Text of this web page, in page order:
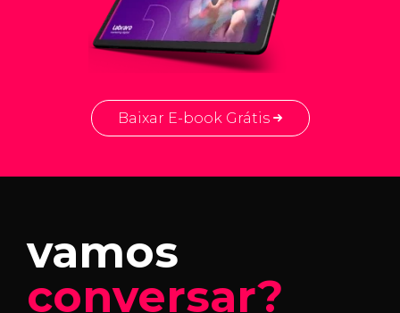
Baixar E-book Grátis
vamos
conversar?